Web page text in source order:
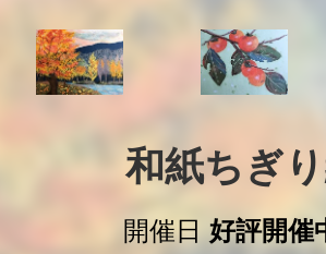
和紙ちぎ
開催日 好評開催